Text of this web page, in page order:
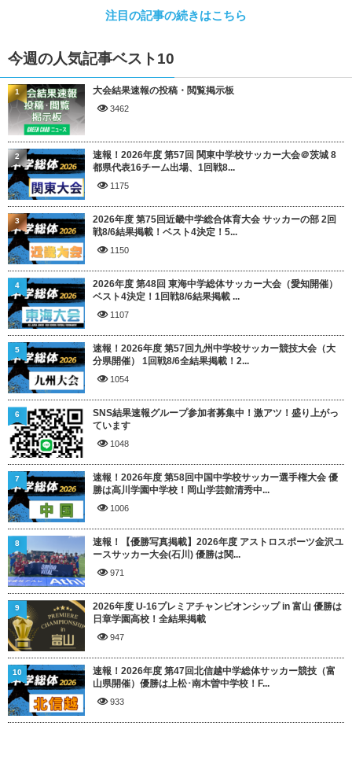
注目の記事の続きはこちら
今週の人気記事ベスト10
大会結果速報の投稿・閲覧掲示板
3462
1
速報！2026年度 第57回 関東中学校サッカー大会＠茨城 8
都県代表16チーム出場、1回戦8...
1175
2
2026年度 第75回近畿中学総合体育大会 サッカーの部 2回
戦8/6結果掲載！ベスト4決定！5...
1150
3
2026年度 第48回 東海中学総体サッカー大会（愛知開催）
ベスト4決定！1回戦8/6結果掲載 ...
1107
4
速報！2026年度 第57回九州中学校サッカー競技大会（大
分県開催） 1回戦8/6全結果掲載！2...
1054
5
SNS結果速報グループ参加者募集中！激アツ！盛り上がっ
ています
1048
6
速報！2026年度 第58回中国中学校サッカー選手権大会 優
勝は高川学園中学校！岡山学芸館清秀中...
1006
7
速報！【優勝写真掲載】2026年度 アストロスポーツ金沢ユ
ースサッカー大会(石川) 優勝は関...
971
8
2026年度 U-16プレミアチャンピオンシップ in 富山 優勝は
日章学園高校！全結果掲載
947
9
速報！2026年度 第47回北信越中学総体サッカー競技（富
山県開催）優勝は上松･南木曽中学校！F...
933
10